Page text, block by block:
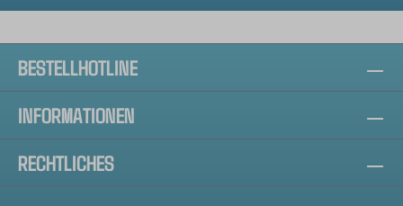
BESTELLHOTLINE
INFORMATIONEN
RECHTLICHES